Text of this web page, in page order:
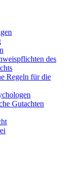
des
Regeln für die
Gutachten